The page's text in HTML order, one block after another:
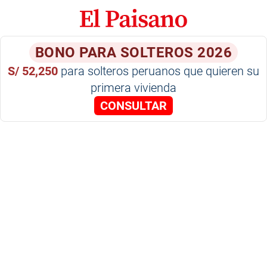
BONO PARA SOLTEROS 2026
S/ 52,250 para solteros peruanos que quieren su
primera vivienda
CONSULTAR